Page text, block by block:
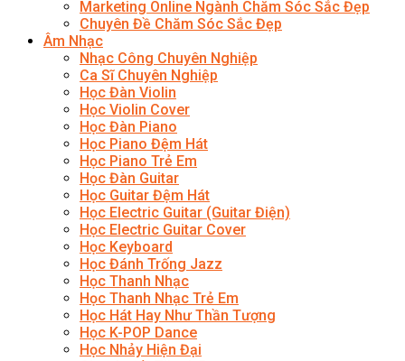
Marketing Online Ngành Chăm Sóc Sắc Đẹp
Chuyên Đề Chăm Sóc Sắc Đẹp
Âm Nhạc
Nhạc Công Chuyên Nghiệp
Ca Sĩ Chuyên Nghiệp
Học Đàn Violin
Học Violin Cover
Học Đàn Piano
Học Piano Đệm Hát
Học Piano Trẻ Em
Học Đàn Guitar
Học Guitar Đệm Hát
Học Electric Guitar (Guitar Điện)
Học Electric Guitar Cover
Học Keyboard
Học Đánh Trống Jazz
Học Thanh Nhạc
Học Thanh Nhạc Trẻ Em
Học Hát Hay Như Thần Tượng
Học K-POP Dance
Học Nhảy Hiện Đại